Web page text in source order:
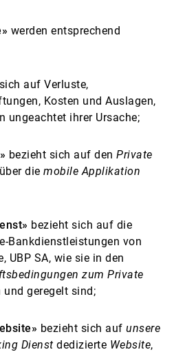
werden entsprechend
auf Verluste,
Kosten und Auslagen,
ungeachtet ihrer Ursache;
bezieht sich auf den Private
die mobile Applikation
bezieht sich auf die
Bankdienstleistungen von
UBP SA, wie sie in den
zum Private
und geregelt sind;
bezieht sich auf unsere
Dienst dedizierte Website,